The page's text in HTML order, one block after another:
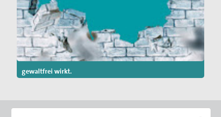
gewaltfrei wirkt.